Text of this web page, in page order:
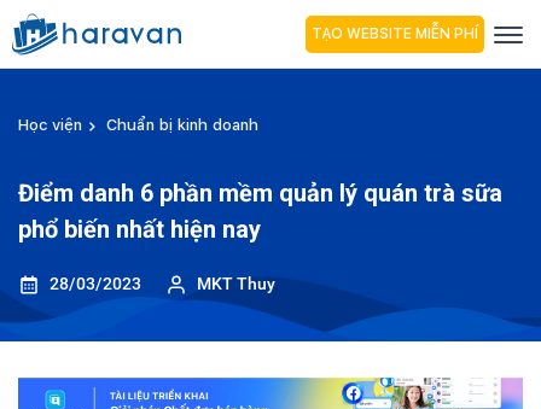
TẠO WEBSITE MIỄN PHÍ
Học viện Chuẩn bị kinh doanh
Điểm danh 6 phần mềm quản lý quán trà sữa
phổ biến nhất hiện nay
28/03/2023 MKT Thuy